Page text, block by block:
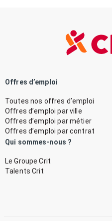
Offres d’emploi
Toutes nos offres d’emploi
Offres d’emploi par ville
Offres d’emploi par métier
Offres d’emploi par contrat
Qui sommes-nous ?
Le Groupe Crit
Talents Crit